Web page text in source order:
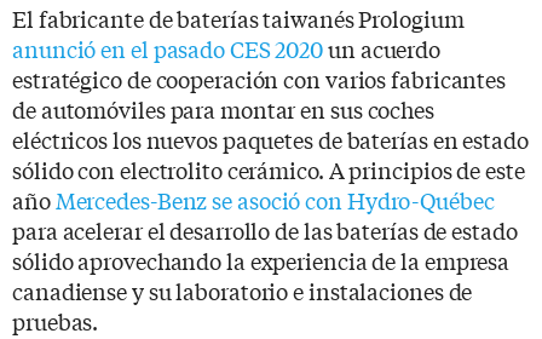
El fabricante de baterías taiwanés Prologium
anunció en el pasado CES 2020un acuerdo
estratégico de cooperación con varios fabricantes
de automóviles para montar en sus coches
eléctricos los nuevos paquetes de baterías en estado
sólido con electrolito cerámico. A principios de este
añoMercedes-Benz se asoció con Hydro-Québec
para acelerar el desarrollo de las baterías de estado
sólido aprovechando la experiencia de la empresa
canadiense y su laboratorio e instalaciones de
pruebas.